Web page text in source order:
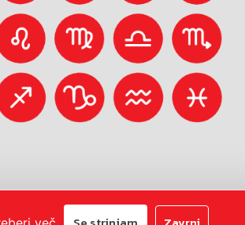
Avtorji: Emigma